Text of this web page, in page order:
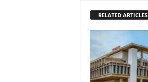
RELATED ARTICLES